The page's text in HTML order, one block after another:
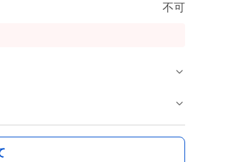
不可